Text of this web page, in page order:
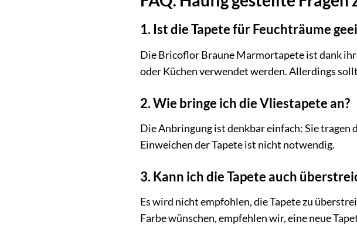
1. Ist die Tapete für Feuchträume
Die Bricoflor Braune Marmortapete ist dank
oder Küchen verwendet werden. Allerdings
2. Wie bringe ich die Vliestapete an?
Die Anbringung ist denkbar einfach: Sie tragen
Einweichen der Tapete ist nicht notwendig.
3. Kann ich die Tapete auch
Es wird nicht empfohlen, die Tapete zu
Farbe wünschen, empfehlen wir, eine neue